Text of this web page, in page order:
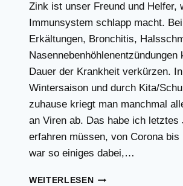
Zink ist unser Freund und Helfer,
Immunsystem schlapp macht. Bei
Erkältungen, Bronchitis,
Nasennebenhöhlenentzündungen
Dauer der Krankheit verkürzen.
Wintersaison und durch Kita/
zuhause kriegt man manchmal
an Viren ab. Das habe ich letztes
erfahren müssen, von Corona bis
war so einiges dabei,…
WEITERLESENZINK,